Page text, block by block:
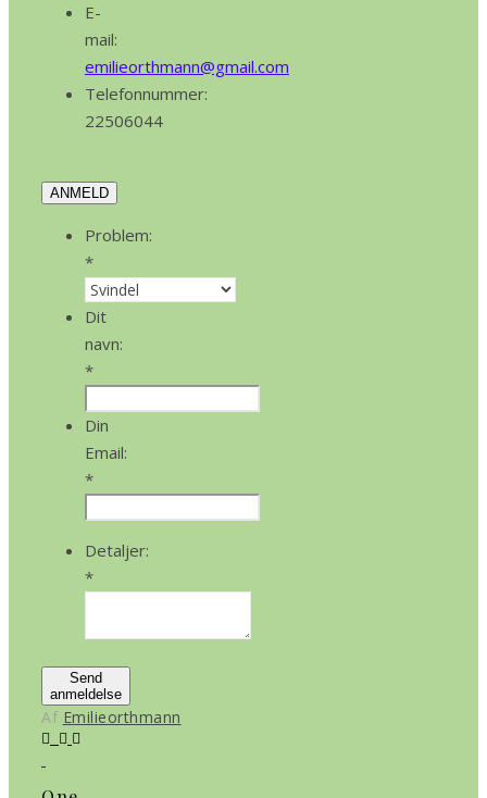
E-
mail:
emilieorthmann@gmail.com
Telefonnummer:
22506044
ANMELD
Problem:
*
Dit
navn:
*
Din
Email:
*
Detaljer:
*
Send
anmeldelse
Af Emilieorthmann